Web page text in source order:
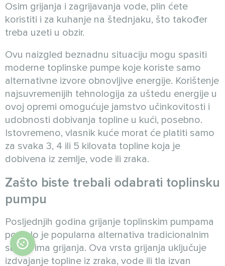
Osim grijanja i zagrijavanja vode, plin ćete
koristiti i za kuhanje na štednjaku, što također
treba uzeti u obzir.
Ovu naizgled beznadnu situaciju mogu spasiti
moderne toplinske pumpe koje koriste samo
alternativne izvore obnovljive energije. Korištenje
najsuvremenijih tehnologija za uštedu energije u
ovoj opremi omogućuje jamstvo učinkovitosti i
udobnosti dobivanja topline u kući, posebno.
Istovremeno, vlasnik kuće morat će platiti samo
za svaka 3, 4 ili 5 kilovata topline koja je
dobivena iz zemlje, vode ili zraka.
Zašto biste trebali odabrati toplinsku
pumpu
Posljednjih godina grijanje toplinskim pumpama
postalo je popularna alternativa tradicionalnim
sustavima grijanja. Ova vrsta grijanja uključuje
izdvajanje topline iz zraka, vode ili tla izvan